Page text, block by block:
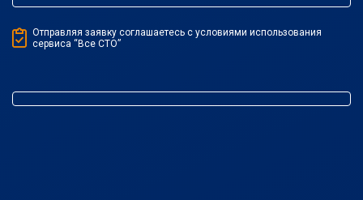
Отправляя заявку соглашаетесь с условиями использования
сервиса “Все СТО”